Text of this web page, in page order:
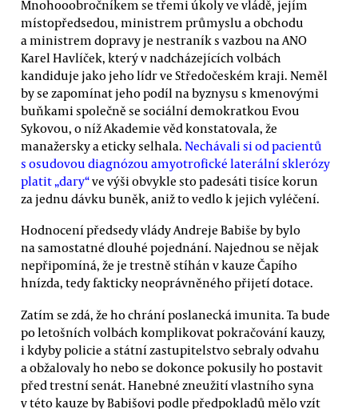
Mnohooobročníkem se třemi úkoly ve vládě, jejím
místopředsedou, ministrem průmyslu a obchodu
a ministrem dopravy je nestraník s vazbou na ANO
Karel Havlíček, který v nadcházejících volbách
kandiduje jako jeho lídr ve Středočeském kraji. Neměl
by se zapomínat jeho podíl na byznysu s kmenovými
buňkami společně se sociální demokratkou Evou
Sykovou, o níž Akademie věd konstatovala, že
manažersky a eticky selhala. Nechávali si od pacientů
s osudovou diagnózou amyotrofické laterální sklerózy
platit „dary“ve výši obvykle sto padesáti tisíce korun
za jednu dávku buněk, aniž to vedlo k jejich vyléčení.
Hodnocení předsedy vlády Andreje Babiše by bylo
na samostatné dlouhé pojednání. Najednou se nějak
nepřipomíná, že je trestně stíhán v kauze Čapího
hnízda, tedy fakticky neoprávněného přijetí dotace.
Zatím se zdá, že ho chrání poslanecká imunita. Ta bude
po letošních volbách komplikovat pokračování kauzy,
i kdyby policie a státní zastupitelstvo sebraly odvahu
a obžalovaly ho nebo se dokonce pokusily ho postavit
před trestní senát. Hanebné zneužití vlastního syna
v této kauze by Babišovi podle předpokladů mělo vzít